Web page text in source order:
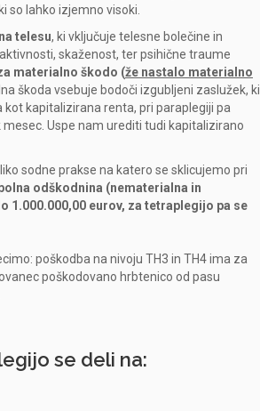
so lahko izjemno visoki.
telesu, ki vključuje telesne bolečine in
skaženost, ter psihične traume
materialno škodo (že nastalo materialno
škoda vsebuje bodoči izgubljeni zaslužek, ki
kapitalizirana renta, pri paraplegiji pa
Uspe nam urediti tudi kapitalizirano
sodne prakse na katero se sklicujemo pri
odškodnina (nematerialna in
1.000.000,00 eurov, za tetraplegijo pa se
poškodba na nivoju TH3 in TH4 ima za
poškodovano hrbtenico od pasu
se deli na: